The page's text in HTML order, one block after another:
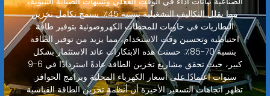
مما يقلل التكاليف التشغيلية بنسبة 45٪. يسمح تكامل تخزين
البطاريات في حاويات للمحطات الكهروضوئية بتوفير طاقة
احتياطية وتحسين وقت الاستخدام، مما يزيد من توفير الطاقة
بنسبة 70-85٪. حسنت هذه الابتكارات عائد الاستثمار بشكل
كبير، حيث تحقق مشاريع تخزين الطاقة عادةً استردادًا في 6-9
سنوات اعتمادًا على أسعار الكهرباء المحلية وبرامج الحوافز.
تظهر اتجاهات التسعير الأخيرة أن أنظمة تخزين الطاقة القياسية